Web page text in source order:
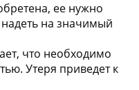
ее нужно
на значимый
что необходимо
Утеря приведет к